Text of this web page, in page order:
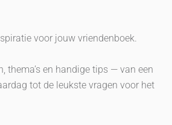
voor jouw vriendenboek.
thema’s en handige tips — van een
tot de leukste vragen voor het